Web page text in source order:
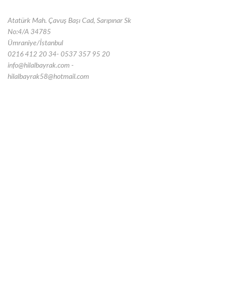
Atatürk Mah. Çavuş Başı Cad, Sarıpınar Sk
No:4/A 34785
Ümraniye/İstanbul
0216 412 20 34- 0537 357 95 20
info@hilalbayrak.com -
hilalbayrak58@hotmail.com